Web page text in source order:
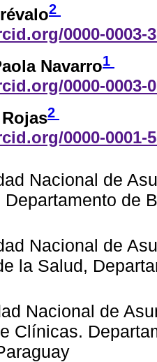
2
0000-0003-
Navarro1
0000-0003-
2
0000-0001-
Nacional de
Departamento de
Nacional de
la Salud,
Nacional de
Clínicas.